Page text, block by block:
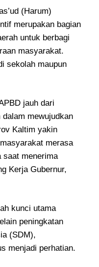
(Harum)
merupakan bagian
untuk berbagi
masyarakat.
sekolah maupun
jauh dari
mewujudkan
Kaltim yakin
merasa
saat menerima
Kerja Gubernur,
kunci utama
peningkatan
(SDM),
menjadi perhatian.